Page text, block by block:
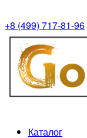
+8 (499) 717-81-96
Каталог